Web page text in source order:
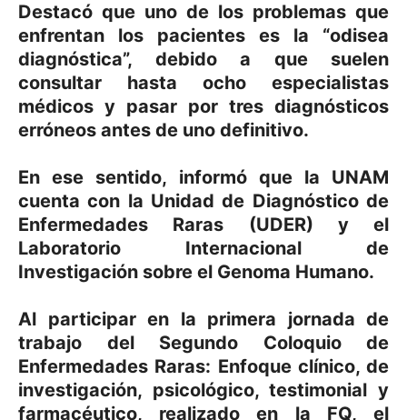
Destacó que uno de los problemas que
enfrentan los pacientes es la “odisea
diagnóstica”, debido a que suelen
consultar hasta ocho especialistas
médicos y pasar por tres diagnósticos
erróneos antes de uno definitivo.
En ese sentido, informó que la UNAM
cuenta con la Unidad de Diagnóstico de
Enfermedades Raras (UDER) y el
Laboratorio Internacional de
Investigación sobre el Genoma Humano.
Al participar en la primera jornada de
trabajo del Segundo Coloquio de
Enfermedades Raras: Enfoque clínico, de
investigación, psicológico, testimonial y
farmacéutico, realizado en la FQ, el